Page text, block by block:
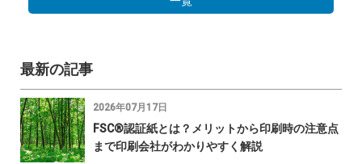
最新の記事
2026年07月17日
FSC®認証紙とは？メリットから印刷時の注意点
まで印刷会社がわかりやすく解説